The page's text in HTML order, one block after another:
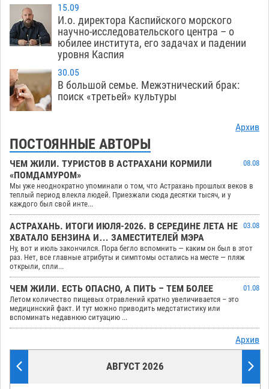
15.09
И.о. директора Каспийского морского
научно-исследовательского центра – о
юбилее института, его задачах и падении
уровня Каспия
30.05
В большой семье. Межэтнический брак:
поиск «третьей» культуры
Архив
ПОСТОЯННЫЕ АВТОРЫ
ЧЕМ ЖИЛИ. ТУРИСТОВ В АСТРАХАНИ КОРМИЛИ
«ПОМДАМУРОМ»
08.08
Мы уже неоднократно упоминали о том, что Астрахань прошлых веков в
теплый период влекла людей. Приезжали сюда десятки тысяч, и у
каждого был свой инте...
АСТРАХАНЬ. ИТОГИ ИЮЛЯ-2026. В СЕРЕДИНЕ ЛЕТА НЕ
ХВАТАЛО БЕНЗИНА И… ЗАМЕСТИТЕЛЕЙ МЭРА
03.08
Ну, вот и июль закончился. Пора бегло вспомнить — каким он был в этот
раз. Нет, все главные атрибуты и симптомы остались на месте — пляж
открыли, спли...
ЧЕМ ЖИЛИ. ЕСТЬ ОПАСНО, А ПИТЬ – ТЕМ БОЛЕЕ
01.08
Летом количество пищевых отравлений кратно увеличивается – это
медицинский факт. И тут можно приводить медстатистику или
вспоминать недавнюю ситуацию ...
Архив
АВГУСТ 2026